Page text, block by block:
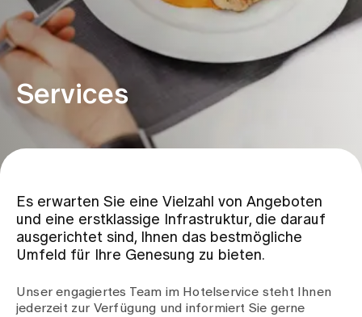
Team
Zuweisende
Aktuelles
Services
Es erwarten Sie eine Vielzahl von Angeboten
und eine erstklassige Infrastruktur, die darauf
ausgerichtet sind, Ihnen das bestmögliche
Umfeld für Ihre Genesung zu bieten.
Unser engagiertes Team im Hotelservice steht Ihnen
jederzeit zur Verfügung und informiert Sie gerne